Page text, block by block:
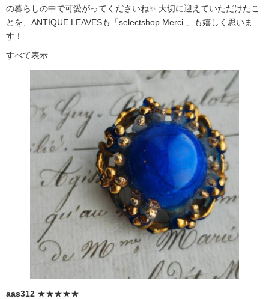
の暮らしの中で可愛がってくださいね✨ 大切に迎えていただけたこ
とを、ANTIQUE LEAVESも「selectshop Merci.」も嬉しく思いま
す！
すべて表示
aas312 ★★★★★